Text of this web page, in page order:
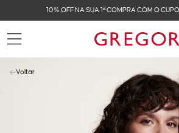
10% OFF NA SUA 1ª COMPRA COM O
Voltar